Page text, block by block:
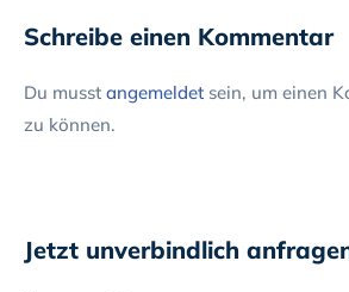
Schreibe einen Kommentar
Du musst angemeldet sein, um einen
zu können.
Jetzt unverbindlich